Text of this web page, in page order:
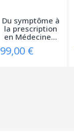
Du symptôme à
la prescription
en Médecine...
99,00 €